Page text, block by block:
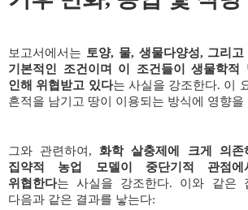
보고서에서는 토양, 물, 생물다양성, 그리
기본적인 조건이며 이 조건들이 생물학적
인해 위협받고 있다는 사실을 강조한다. 이
흔적을 남기고 땅이 이용되는 방식에 영향을
그와 관련하여,화학 살충제에 크게 의존
집약적 농업 모델이 중단기적 관점
위협한다는 사실을 강조한다. 이와 같은
다음과 같은 결과를 낳는다: